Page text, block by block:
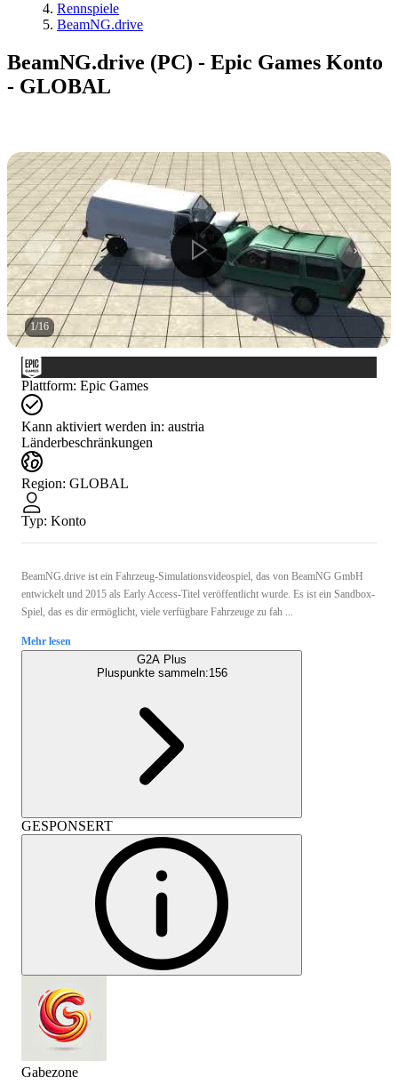
Rennspiele
BeamNG.drive
BeamNG.drive (PC) - Epic Games Konto
- GLOBAL
1/16
Plattform: Epic Games
Kann aktiviert werden in: austria
Länderbeschränkungen
Region: GLOBAL
Typ: Konto
BeamNG.drive ist ein Fahrzeug-Simulationsvideospiel, das von BeamNG GmbH
entwickelt und 2015 als Early Access-Titel veröffentlicht wurde. Es ist ein Sandbox-
Spiel, das es dir ermöglicht, viele verfügbare Fahrzeuge zu fah ...
Mehr lesen
G2A Plus
Pluspunkte sammeln:156
GESPONSERT
Gabezone